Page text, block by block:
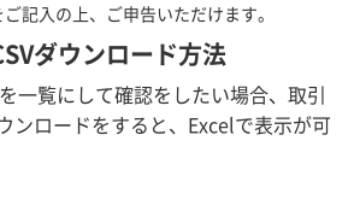
記入の上、ご申告いただけます。
ダウンロード方法
一覧にして確認をしたい場合、取引
ンロードをすると、Excelで表示が可